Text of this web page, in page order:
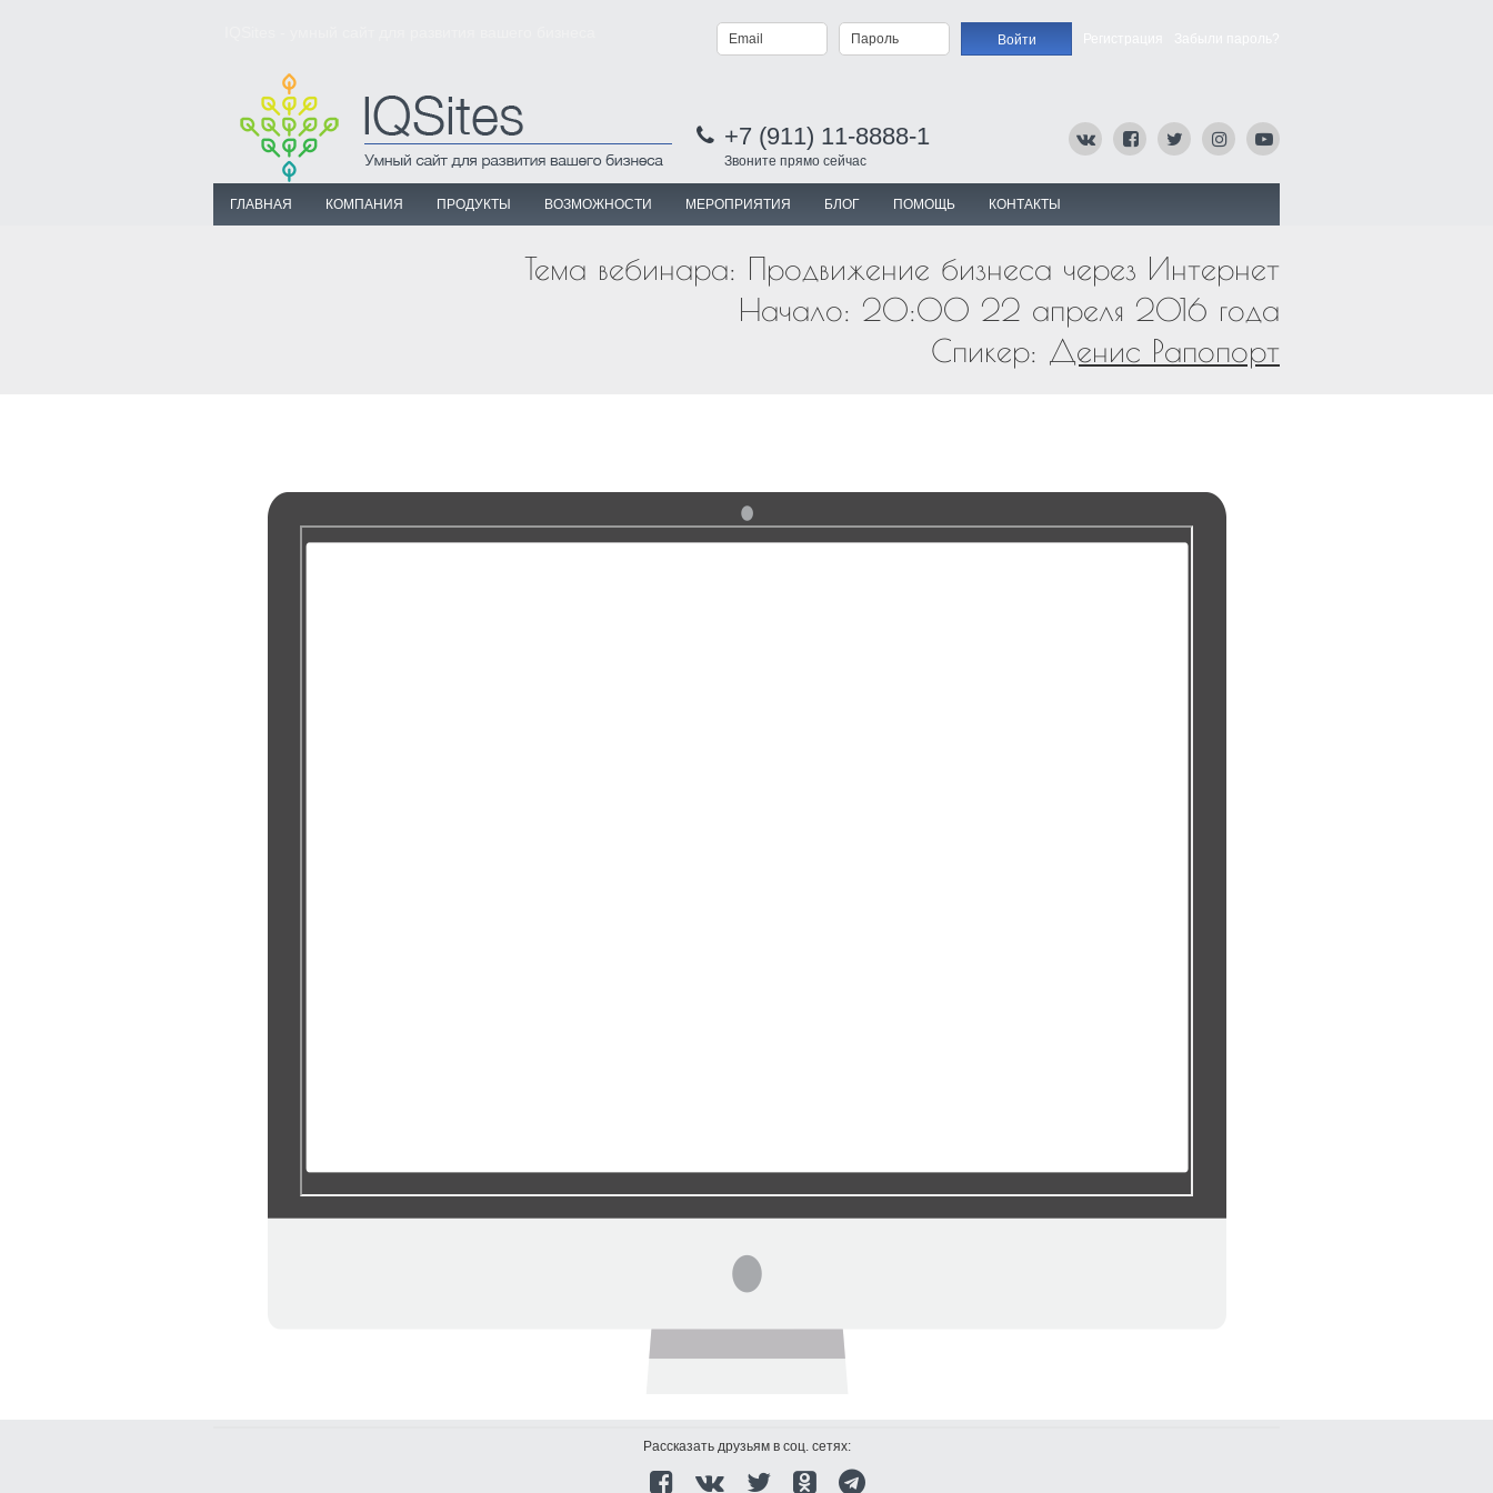
+7 (911) 11-8888-1
Звоните прямо сейчас
ГЛАВНАЯ КОМПАНИЯ ПРОДУКТЫ ВОЗМОЖНОСТИ МЕРОПРИЯТИЯ БЛОГ ПОМОЩЬ КОНТАКТЫ
Тема вебинара: Продвижение бизнеса через Интернет
Начало: 20:00 22 апреля 2016 года
Спикер: Денис Рапопорт
Рассказать друзьям в соц. сетях: